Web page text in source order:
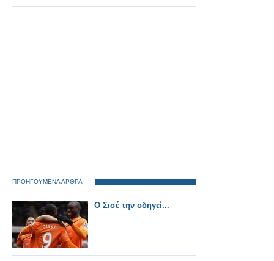
ΠΡΟΗΓΟΥΜΕΝΑ ΑΡΘΡΑ
Ο Σισέ την οδηγεί...